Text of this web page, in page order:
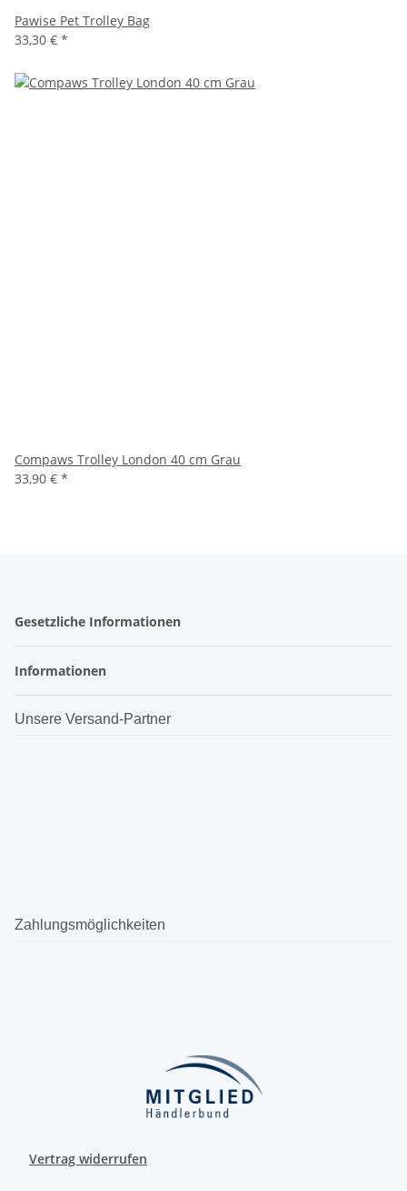
Pawise Pet Trolley Bag
33,30 € *
Compaws Trolley London 40 cm Grau
33,90 € *
Gesetzliche Informationen
Informationen
Unsere Versand-Partner
Zahlungsmöglichkeiten
Vertrag widerrufen